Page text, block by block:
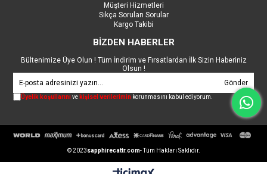
Müşteri Hizmetleri
Sıkça Sorulan Sorular
Kargo Takibi
BİZDEN HABERLER
Bültenimize Üye Olun ! Tüm İndirim ve Fırsatlardan İlk Sizin Haberiniz
Olsun !
Gönder
Üyelik koşullarını ve kişisel verilerimin korunmasını kabul ediyorum.
© 2023sapphirecattr.com- Tüm Hakları Saklıdır.